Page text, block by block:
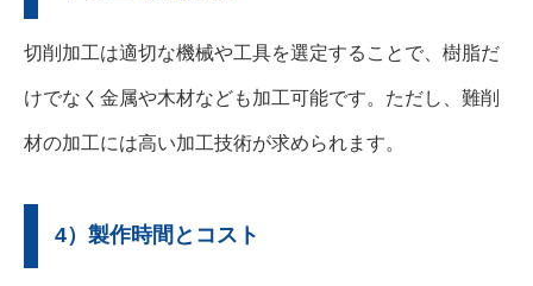
切削加工は適切な機械や工具を選定することで、樹脂だ
けでなく金属や木材なども加工可能です。ただし、難削
材の加工には高い加工技術が求められます。
4）製作時間とコスト